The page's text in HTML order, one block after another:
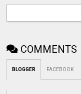
COMMENTS
BLOGGER FACEBOOK